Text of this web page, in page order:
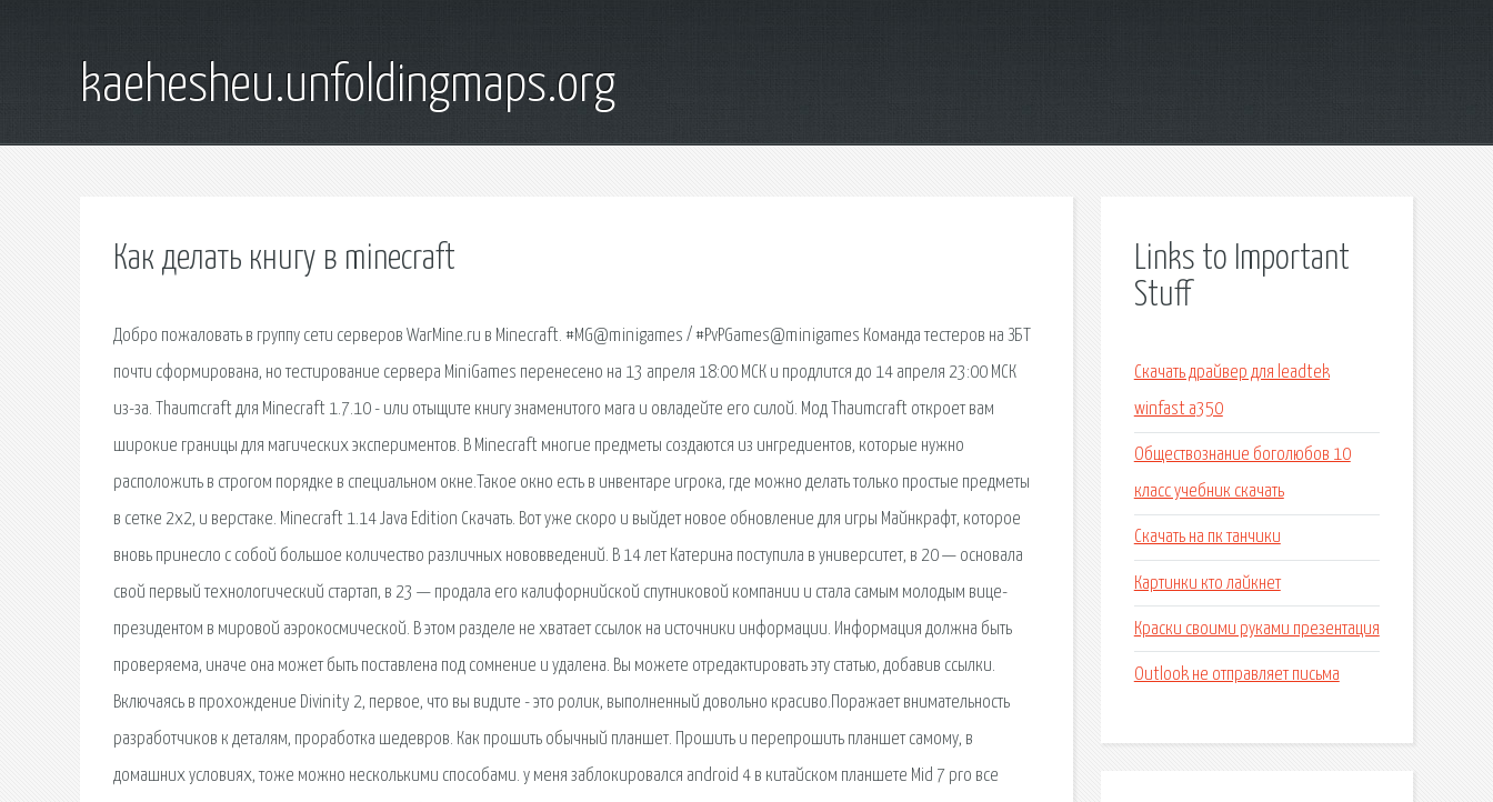
kaehesheu.unfoldingmaps.org
Как делать книгу в minecraft
Добро пожаловать в группу сети серверов WarMine.ru в Minecraft. #MG@minigames / #PvPGames@minigames Команда тестеров на ЗБТ
почти сформирована, но тестирование сервера MiniGames перенесено на 13 апреля 18:00 МСК и продлится до 14 апреля 23:00 МСК
из-за. Thaumcraft для Minecraft 1.7.10 - или отыщите книгу знаменитого мага и овладейте его силой. Мод Thaumcraft откроет вам
широкие границы для магических экспериментов. В Minecraft многие предметы создаются из ингредиентов, которые нужно
расположить в строгом порядке в специальном окне.Такое окно есть в инвентаре игрока, где можно делать только простые предметы
в сетке 2x2, и верстаке. Minecraft 1.14 Java Edition Скачать. Вот уже скоро и выйдет новое обновление для игры Майнкрафт, которое
вновь принесло с собой большое количество различных нововведений. В 14 лет Катерина поступила в университет, в 20 — основала
свой первый технологический стартап, в 23 — продала его калифорнийской спутниковой компании и стала самым молодым вице-
президентом в мировой аэрокосмической. В этом разделе не хватает ссылок на источники информации. Информация должна быть
проверяема, иначе она может быть поставлена под сомнение и удалена. Вы можете отредактировать эту статью, добавив ссылки.
Включаясь в прохождение Divinity 2, первое, что вы видите - это ролик, выполненный довольно красиво.Поражает внимательность
разработчиков к деталям, проработка шедевров. Как прошить обычный планшет. Прошить и перепрошить планшет самому, в
домашних условиях, тоже можно несколькими способами. у меня заблокировался android 4 в китайском планшете Mid 7 pro все
Links to Important
Stuff
Скачать драйвер для leadtek
winfast a350
Обществознание боголюбов 10
класс учебник скачать
Скачать на пк танчики
Картинки кто лайкнет
Краски своими руками презентация
Outlook не отправляет письма